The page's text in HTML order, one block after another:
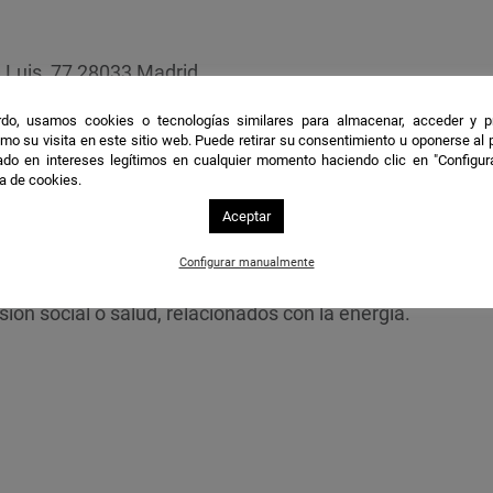
77 28033 Madrid.
abierto la primera convocatoria del ‘Premio a la
tendrá un doble objetivo: dar visibilidad a aquellas
en el ámbito social vinculado a la energía,
ámbito, para mejorar la calidad de vida de las
con 60.000 euros, y además se otorgará un accésit
íntegramente a proyectos ambientales, de
social o salud, relacionados con la energía.
usamos cookies o tecnologías similares para almacenar, acceder y
su visita en este sitio web. Puede retirar su consentimiento u oponerse al
en intereses legítimos en cualquier momento haciendo clic en
de cookies.
Aceptar
Configurar manualmente